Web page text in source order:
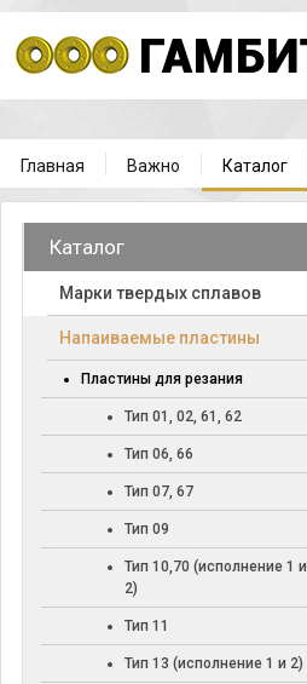
Главная Важно Каталог
Каталог
Марки твердых сплавов
Напаиваемые пластины
Пластины для резания
Тип 01, 02, 61, 62
Тип 06, 66
Тип 07, 67
Тип 09
Тип 10,70 (исполнение 1 и
2)
Тип 11
Тип 13 (исполнение 1 и 2)